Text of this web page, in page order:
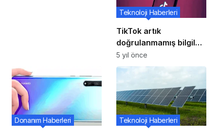
TikTok artık
doğrulanmamış bilgiler
içeren bir video
paylaşılırken
kullanıcıları uyarıyor
Teknoloji Haberleri
5 yıl önce
Donanım Haberleri Teknoloji Haberleri